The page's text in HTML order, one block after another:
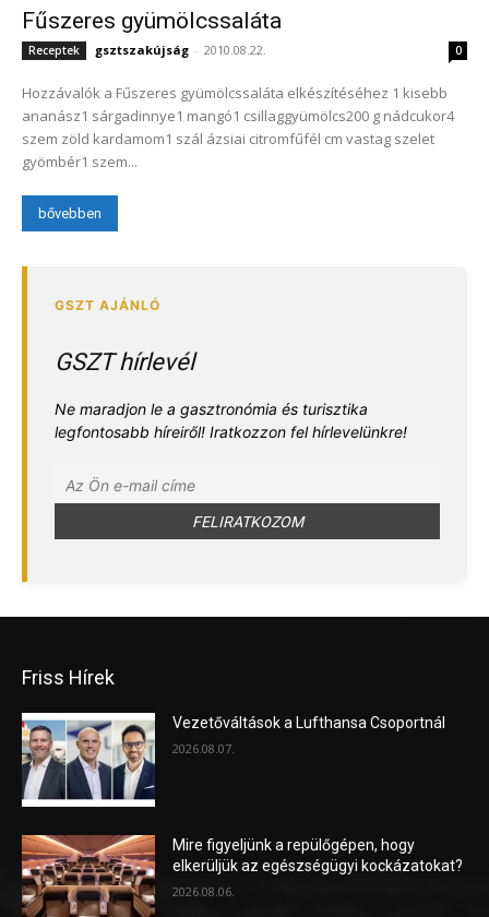
Fűszeres gyümölcssaláta
Receptek gsztszakújság - 2010.08.22. 0
Hozzávalók a Fűszeres gyümölcssaláta elkészítéséhez 1 kisebb
ananász1 sárgadinnye1 mangó1 csillaggyümölcs200 g nádcukor4
szem zöld kardamom1 szál ázsiai citromfűfél cm vastag szelet
gyömbér1 szem...
bővebben
GSZT hírlevél
Ne maradjon le a gasztronómia és turisztika
legfontosabb híreiről! Iratkozzon fel hírlevelünkre!
Friss Hírek
Vezetőváltások a Lufthansa Csoportnál
2026.08.07.
Mire figyeljünk a repülőgépen, hogy
elkerüljük az egészségügyi kockázatokat?
2026.08.06.